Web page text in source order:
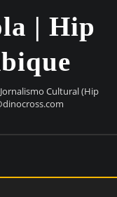
| Hip
Cultural (Hip